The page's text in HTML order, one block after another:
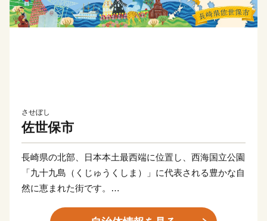
させぼし
佐世保市
長崎県の北部、日本本土最西端に位置し、西海国立公園
「九十九島（くじゅうくしま）」に代表される豊かな自
然に恵まれた街です。